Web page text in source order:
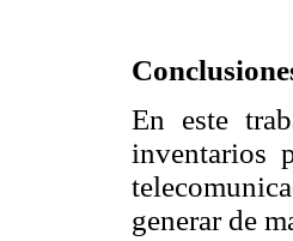
En este
inventarios
generar de